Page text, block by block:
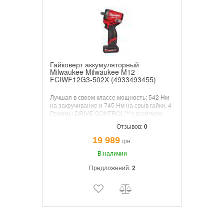
Гайковерт аккумуляторный
Milwaukee Milwaukee M12
FCIWF12G3-502X (4933493455)
Лучшая в своем классе мощность: 542 Нм
на закручивание и 745 Нм на срыв гайки. 4
Режимы DRIVE CONTROL™ с режимом
инструмента. Индикатор заряда
аккумулятора и светодиодная подсветка
на корпусе инструмента. Универсальная
аккумуляторная система: работает со
Отзывов:0
19 989грн.
В наличии
Предложений:2